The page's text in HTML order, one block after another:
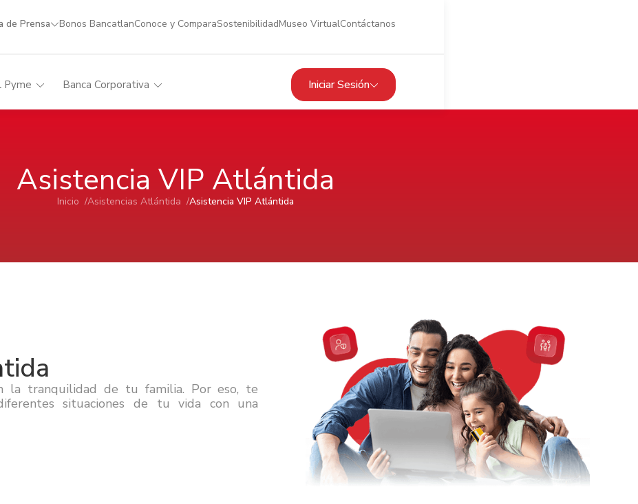
de Prensa Bonos BancatlanConoce y ComparaSostenibilidadMuseo VirtualContáctanos
Pyme Banca Corporativa Iniciar Sesión
Asistencia VIP Atlántida
Inicio /Asistencias Atlántida /Asistencia VIP Atlántida
la tranquilidad de tu familia. Por eso, te
situaciones de tu vida con una